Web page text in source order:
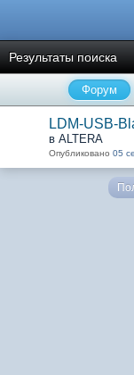
Результаты поиска
Форум
LDM-USB-
в ALTERA
Опубликовано 05